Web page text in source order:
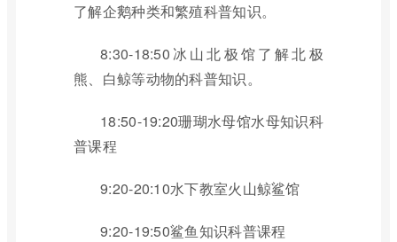
了解企鹅种类和繁殖科普知识。
8:30-18:50冰山北极馆了解北极
熊、白鲸等动物的科普知识。
18:50-19:20珊瑚水母馆水母知识科
普课程
9:20-20:10水下教室火山鲸鲨馆
9:20-19:50鲨鱼知识科普课程